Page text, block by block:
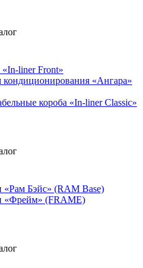
liner Front»
кондиционирования «Ангара»
короба «In-liner Classic»
Бэйс» (RAM Base)
«Фрейм» (FRAME)